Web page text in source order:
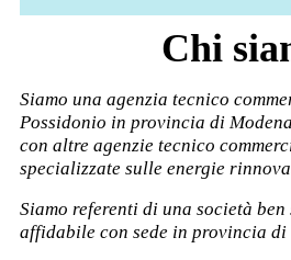
Chi
Siamo una agenzia tecnico
Possidonio in provincia di
con altre agenzie tecnico
specializzate sulle energie
Siamo referenti di una società
affidabile con sede in provincia di